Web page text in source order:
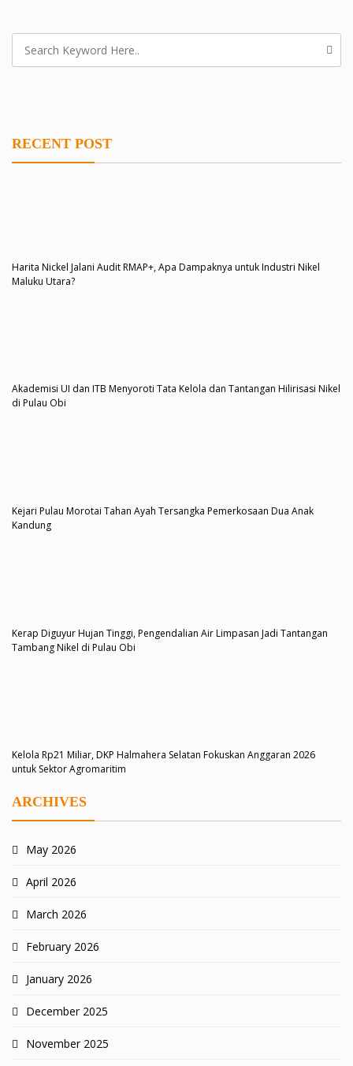
RECENT POST
Harita Nickel Jalani Audit RMAP+, Apa Dampaknya untuk Industri Nikel
Maluku Utara?
Akademisi UI dan ITB Menyoroti Tata Kelola dan Tantangan Hilirisasi Nikel
di Pulau Obi
Kejari Pulau Morotai Tahan Ayah Tersangka Pemerkosaan Dua Anak
Kandung
Kerap Diguyur Hujan Tinggi, Pengendalian Air Limpasan Jadi Tantangan
Tambang Nikel di Pulau Obi
Kelola Rp21 Miliar, DKP Halmahera Selatan Fokuskan Anggaran 2026
untuk Sektor Agromaritim
ARCHIVES
May 2026
April 2026
March 2026
February 2026
January 2026
December 2025
November 2025